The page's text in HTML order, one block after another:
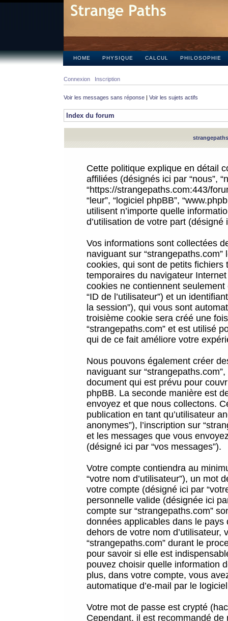
HOME PHYSIQUE CALCUL PHILOSOPHIE
Connexion Inscription
Voir les messages sans réponse | Voir les sujets actifs
Index du forum
Cette politique explique en détail
affiliées (désignés ici par “nous”,
“https://strangepaths.com:443/
“leur”, “logiciel phpBB”,
utilisent n’importe quelle
d’utilisation de votre part (désigné
Vos informations sont collectées
naviguant sur
cookies, qui sont de petits
temporaires du navigateur
cookies ne contiennent
“ID de l’utilisateur”) et un
la session”), qui vous sont
troisième cookie sera créé une
“strangepaths.com” et est utilisé
qui de ce fait améliore votre
Nous pouvons également créer
naviguant sur
document qui est prévu pour
phpBB. La seconde manière est
envoyez et que nous collectons.
publication en tant qu’utilisateur
anonymes”), l’inscription sur
et les messages que vous
(désigné ici par “vos messages”).
Votre compte contiendra au
“votre nom d’utilisateur”), un mot
votre compte (désigné ici par
personnelle valide (désignée ici
compte sur “strangepaths.com”
données applicables dans le
dehors de votre nom
“strangepaths.com” durant le
pour savoir si elle est
pouvez choisir quelle information
plus, dans votre compte, vous
automatique d’e-mail par le
Votre mot de passe est crypté
Cependant, il est recommandé